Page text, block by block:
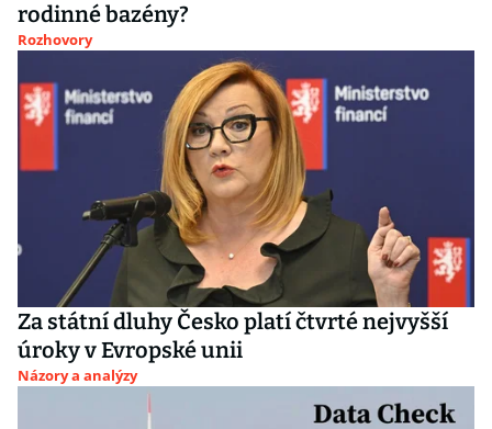
rodinné bazény?
Rozhovory
Za státní dluhy Česko platí čtvrté nejvyšší
úroky v Evropské unii
Názory a analýzy